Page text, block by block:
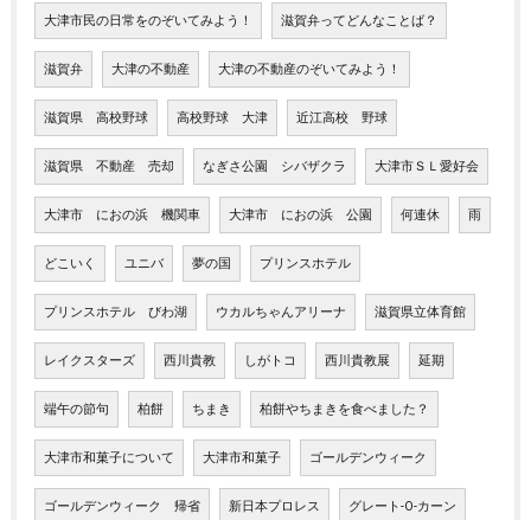
大津市民の日常をのぞいてみよう！ 滋賀弁ってどんなことば？
滋賀弁 大津の不動産 大津の不動産のぞいてみよう！
滋賀県 高校野球 高校野球 大津 近江高校 野球
滋賀県 不動産 売却 なぎさ公園 シバザクラ 大津市ＳＬ愛好会
大津市 におの浜 機関車 大津市 におの浜 公園 何連休 雨
どこいく ユニバ 夢の国 プリンスホテル
プリンスホテル びわ湖 ウカルちゃんアリーナ 滋賀県立体育館
レイクスターズ 西川貴教 しがトコ 西川貴教展 延期
端午の節句 柏餅 ちまき 柏餅やちまきを食べました？
大津市和菓子について 大津市和菓子 ゴールデンウィーク
ゴールデンウィーク 帰省 新日本プロレス グレート-O-カーン